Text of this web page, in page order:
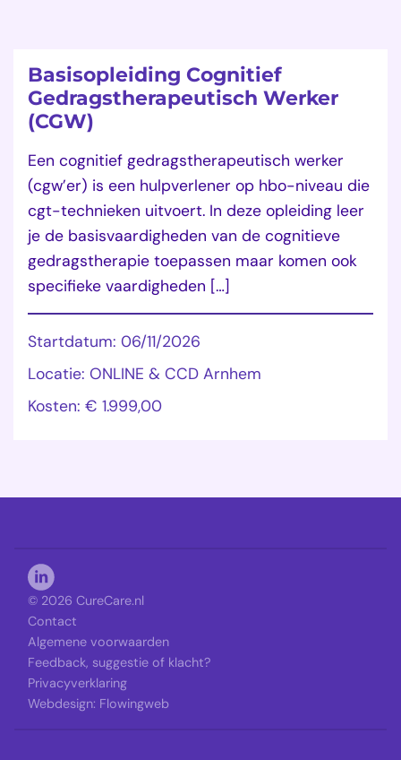
Basisopleiding Cognitief
Gedragstherapeutisch Werker
(CGW)
Een cognitief gedragstherapeutisch werker
(cgw’er) is een hulpverlener op hbo-niveau die
cgt-technieken uitvoert. In deze opleiding leer
je de basisvaardigheden van de cognitieve
gedragstherapie toepassen maar komen ook
specifieke vaardigheden […]
Startdatum: 06/11/2026
Locatie: ONLINE & CCD Arnhem
Kosten: € 1.999,00
© 2026 CureCare.nl
Contact
Algemene voorwaarden
Feedback, suggestie of klacht?
Privacyverklaring
Webdesign: Flowingweb